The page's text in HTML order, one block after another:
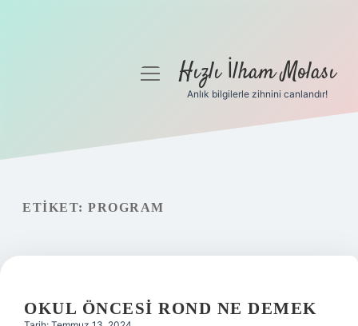
Gizlilik Politikası
menüyüHızlı İlham Molası
Anlık bilgilerle zihnini canlandır!
ETIKET: PROGRAM
OKUL ÖNCESI ROND NE DEMEK